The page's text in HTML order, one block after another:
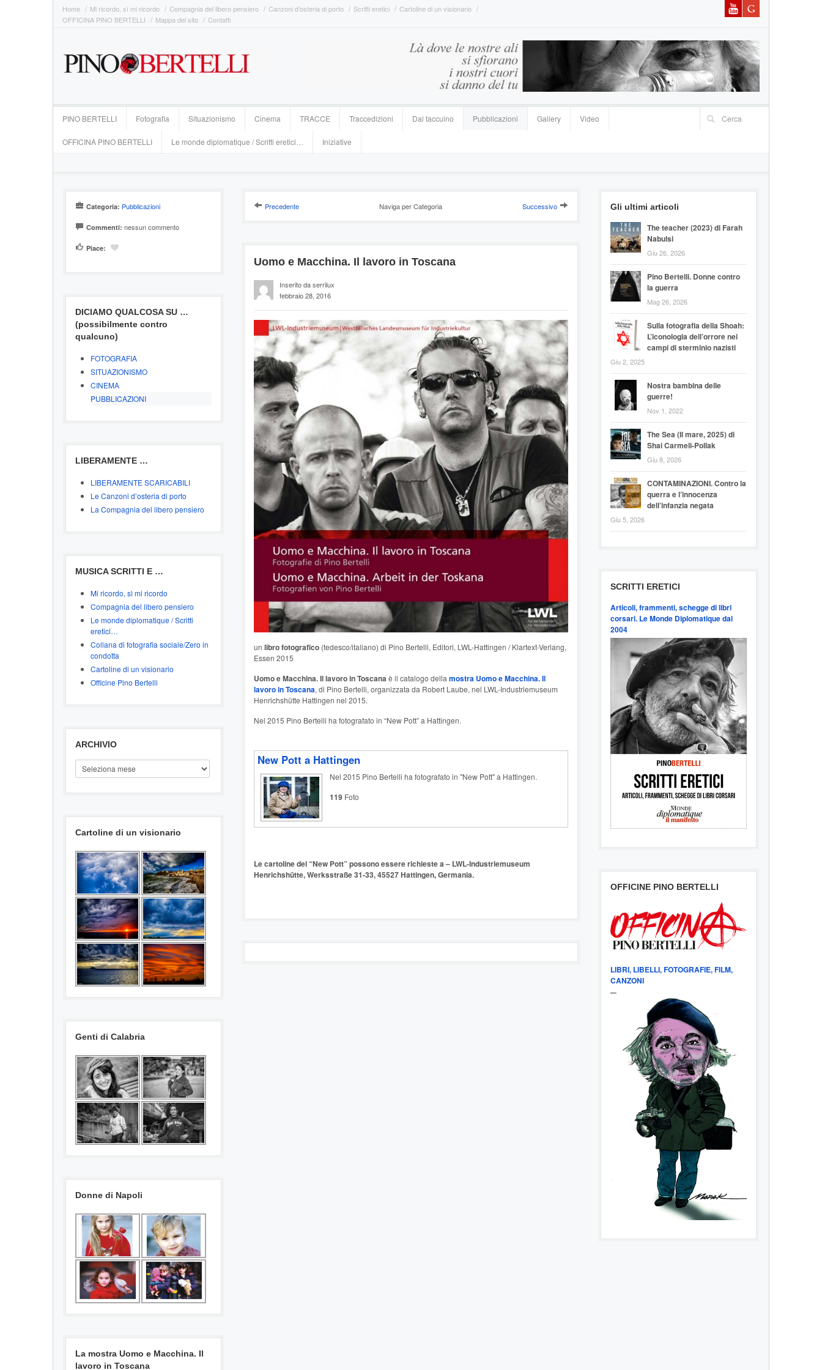
Home Mi ricordo, sì mi ricordo Compagnia del libero pensiero Canzoni d’osteria di porto Scritti eretici
Cartoline di un visionario
OFFICINA PINO BERTELLI
Mappa del sito Contatti
PINO BERTELLI Fotografia Situazionismo Cinema TRACCE Traccedizioni Dal taccuino Pubblicazioni Gallery Video
OFFICINA PINO BERTELLI Le monde diplomatique / Scritti eretici… Iniziative
Categoria: Pubblicazioni
Commenti: nessun commento
Piace:
DICIAMO QUALCOSA SU …
(possibilmente contro
qualcuno)
FOTOGRAFIA
SITUAZIONISMO
CINEMA
PUBBLICAZIONI
LIBERAMENTE …
LIBERAMENTE SCARICABILI
Le Canzoni d’osteria di porto
La Compagnia del libero pensiero
MUSICA SCRITTI E …
Mi ricordo, sì mi ricordo
Compagnia del libero pensiero
Le monde diplomatique / Scritti
eretici…
Collana di fotografia sociale/Zero in
condotta
Cartoline di un visionario
Officine Pino Bertelli
ARCHIVIO
ARCHIVIO
Cartoline di un visionario
Genti di Calabria
Donne di Napoli
La mostra Uomo e Macchina. Il
lavoro in Toscana
Precedente Naviga per Categoria Successivo
Uomo e Macchina. Il lavoro in Toscana
Inserito da serrilux
febbraio 28, 2016
un libro fotografico(tedesco/italiano) di Pino Bertelli, Editori, LWL-Hattingen / Klartext-Verlang,
Essen 2015
Uomo e Macchina. Il lavoro in Toscanaè il catalogo della mostra Uomo e Macchina. Il
lavoro in Toscana, di Pino Bertelli, organizzata da Robert Laube, nel LWL-Industriemuseum
Henrichshütte Hattingen nel 2015.
Nel 2015 Pino Bertelli ha fotografato in “New Pott” a Hattingen.
New Pott a Hattingen
Nel 2015 Pino Bertelli ha fotografato in "New Pott" a Hattingen.
119Foto
Le cartoline del “New Pott” possono essere richieste a – LWL-Industriemuseum
Henrichshütte, Werksstraße 31-33, 45527 Hattingen, Germania.
Gli ultimi articoli
The teacher (2023) di Farah
Nabulsi
Giu 26, 2026
Pino Bertelli. Donne contro
la guerra
Mag 26, 2026
Sulla fotografia della Shoah:
L’iconologia dell’orrore nei
campi di sterminio nazisti
Giu 2, 2025
Nostra bambina delle
guerre!
Nov 1, 2022
The Sea (Il mare, 2025) di
Shai Carmeli-Pollak
Giu 8, 2026
CONTAMINAZIONI. Contro la
querra e l’innocenza
dell’infanzia negata
Giu 5, 2026
SCRITTI ERETICI
Articoli, frammenti, schegge di libri
corsari. Le Monde Diplomatique dal
2004
OFFICINE PINO BERTELLI
LIBRI, LIBELLI, FOTOGRAFIE, FILM,
CANZONI